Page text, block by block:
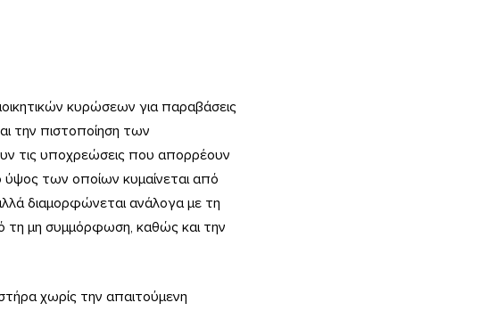
κυρώσεων για παραβάσεις
την πιστοποίηση των
τις υποχρεώσεις που απορρέουν
ύψος των οποίων κυμαίνεται από
διαμορφώνεται ανάλογα με τη
τη μη συμμόρφωση, καθώς και την
χωρίς την απαιτούμενη